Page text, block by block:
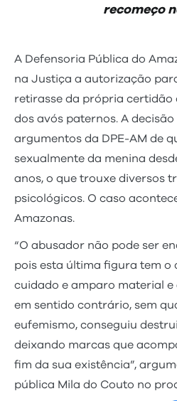
recomeço
A Defensoria Pública do
na Justiça a autorização
retirasse da própria certidão
dos avós paternos. A decisão
argumentos da DPE-AM de
sexualmente da menina
anos, o que trouxe diversos
psicológicos. O caso
Amazonas.
“O abusador não pode ser
pois esta última figura tem o
cuidado e amparo material e
em sentido contrário, sem
eufemismo, conseguiu
deixando marcas que
fim da sua existência”,
pública Mila do Couto no